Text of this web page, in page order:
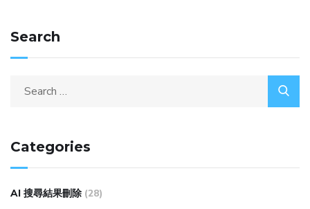
Search
Categories
AI 搜尋結果刪除 (28)